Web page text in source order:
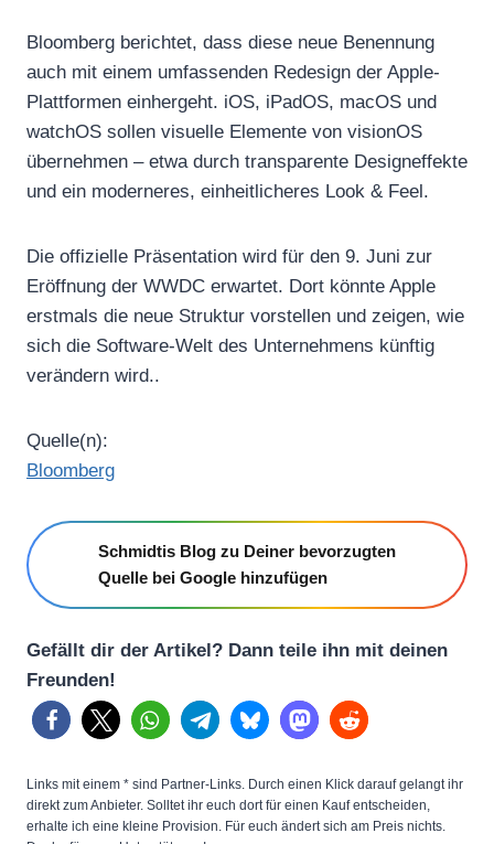
Bloomberg berichtet, dass diese neue Benennung
auch mit einem umfassenden Redesign der Apple-
Plattformen einhergeht. iOS, iPadOS, macOS und
watchOS sollen visuelle Elemente von visionOS
übernehmen – etwa durch transparente Designeffekte
und ein moderneres, einheitlicheres Look & Feel.
Die offizielle Präsentation wird für den 9. Juni zur
Eröffnung der WWDC erwartet. Dort könnte Apple
erstmals die neue Struktur vorstellen und zeigen, wie
sich die Software-Welt des Unternehmens künftig
verändern wird..
Quelle(n):
Bloomberg
Schmidtis Blog zu Deiner bevorzugten
Quelle bei Google hinzufügen
Gefällt dir der Artikel? Dann teile ihn mit deinen
Freunden!
Links mit einem * sind Partner-Links. Durch einen Klick darauf gelangt ihr
direkt zum Anbieter. Solltet ihr euch dort für einen Kauf entscheiden,
erhalte ich eine kleine Provision. Für euch ändert sich am Preis nichts.